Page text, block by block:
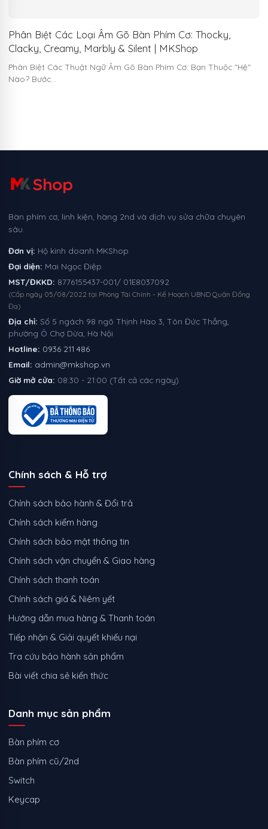
Phân Biệt Các Loại Âm Gõ Bàn Phím Cơ: Thocky,
Clacky, Creamy, Marbly & Silent | MKShop
Phân Biệt Các Thuật Ngữ Âm Gõ Bàn Phím Cơ: Bạn Thuộc "Hệ"
Nào? Bước…
Shop
Bàn phím cơ, linh kiện, hàng 2nd và dịch vụ sửa chữa chuyên
sâu.
Đơn vị: Hộ kinh doanh MKShop
Đại diện: Mai Ngọc Điệp
MST/ĐKKD: 8776155437-001/ 01E8037092
(Cấp ngày 05/08/2022 tại Phòng Tài Chính - Kế Hoạch UBND Quận Đống
Đa)
Địa chỉ: Số 5 ngách 98 ngõ Thịnh Hào 3, Tôn Đức Thắng,
phường Ô Chợ Dừa, Hà Nội
Hotline: 0936 211 486
Email: admin@mkshop.vn
Giờ mở cửa: 08:30 - 21:00 (Tất cả các ngày)
Chính sách & Hỗ trợ
Chính sách bảo hành & Đổi trả
Chính sách kiểm hàng
Chính sách bảo mật thông tin
Chính sách vận chuyển & Giao hàng
Chính sách thanh toán
Chính sách giá & Niêm yết
Hướng dẫn mua hàng & Thanh toán
Tiếp nhận & Giải quyết khiếu nại
Tra cứu bảo hành sản phẩm
Bài viết chia sẻ kiến thức
Danh mục sản phẩm
Bàn phím cơ
Bàn phím cũ/2nd
Switch
Keycap